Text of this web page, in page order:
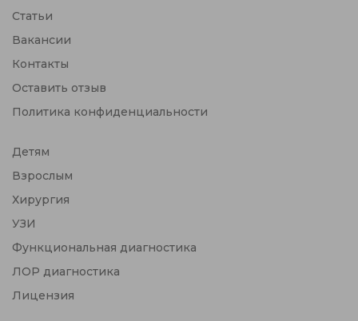
Статьи
Вакансии
Контакты
Оставить отзыв
Политика конфиденциальности
Детям
Взрослым
Хирургия
УЗИ
Функциональная диагностика
ЛОР диагностика
Лицензия